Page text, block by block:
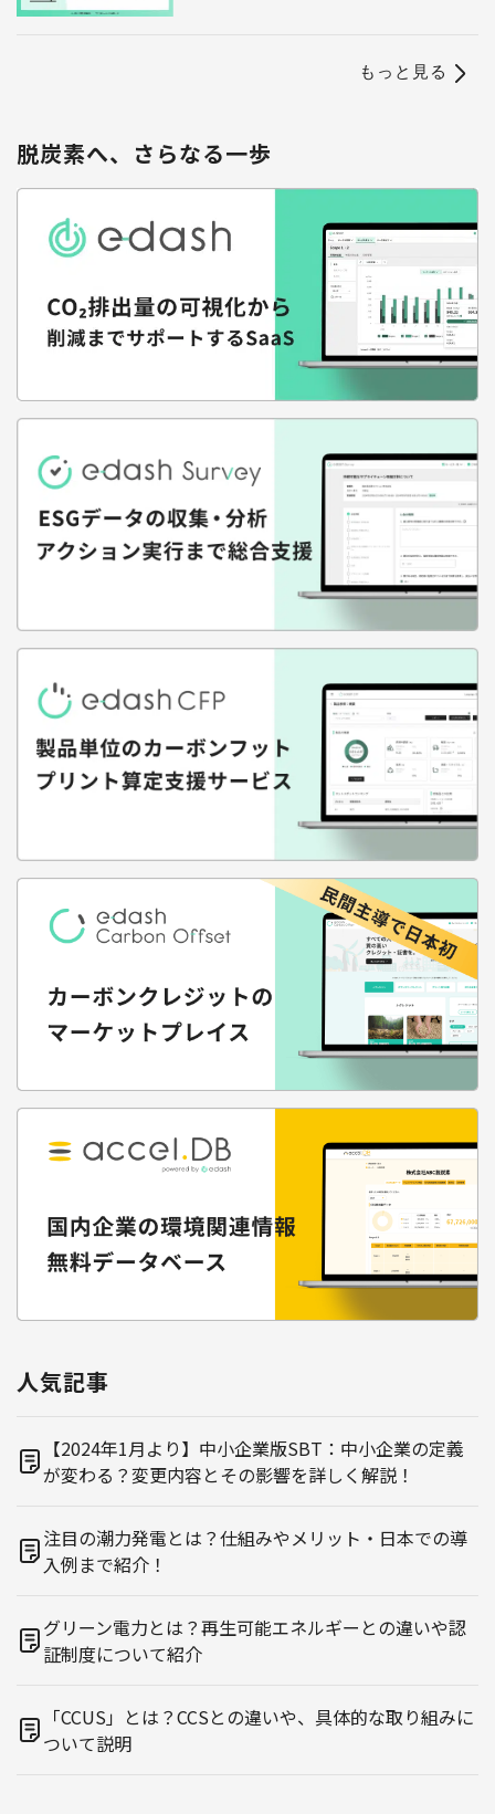
もっと見る
脱炭素へ、さらなる一歩
人気記事
【2024年1月より】中小企業版SBT：中小企業の定義
が変わる？変更内容とその影響を詳しく解説！
注目の潮力発電とは？仕組みやメリット・日本での導
入例まで紹介！
グリーン電力とは？再生可能エネルギーとの違いや認
証制度について紹介
「CCUS」とは？CCSとの違いや、具体的な取り組みに
ついて説明